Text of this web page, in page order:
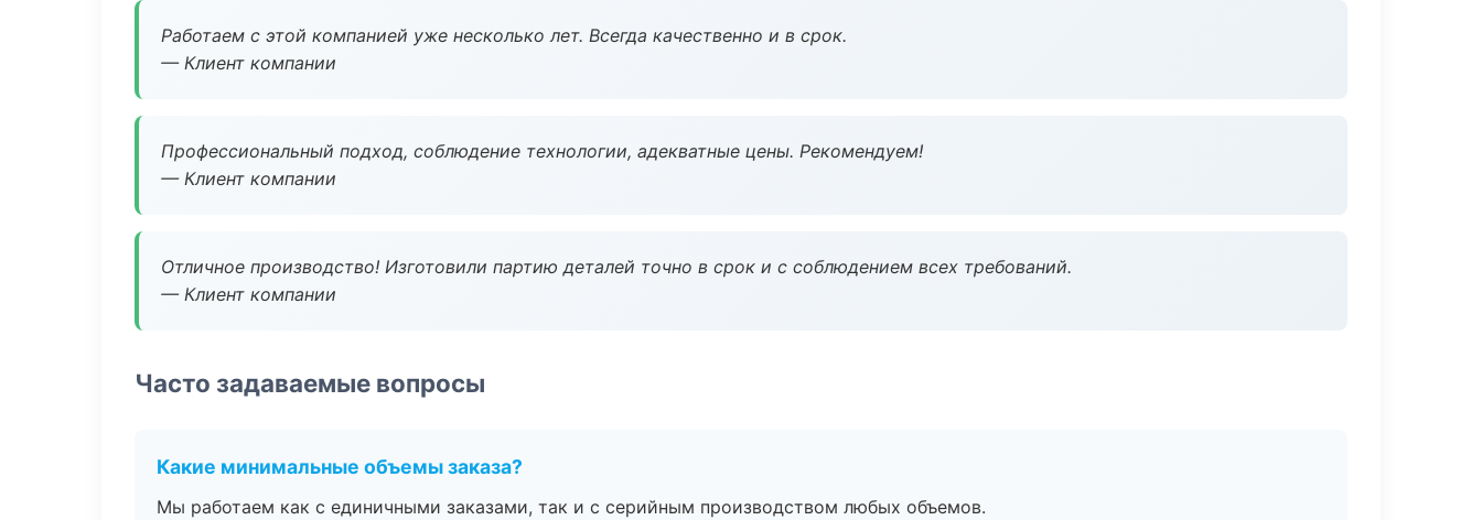
Работаем с этой компанией уже несколько лет. Всегда качественно и в срок.
— Клиент компании
Профессиональный подход, соблюдение технологии, адекватные цены. Рекомендуем!
— Клиент компании
Отличное производство! Изготовили партию деталей точно в срок и с соблюдением всех требований.
— Клиент компании
Часто задаваемые вопросы
Какие минимальные объемы заказа?
Мы работаем как с единичными заказами, так и с серийным производством любых объемов.